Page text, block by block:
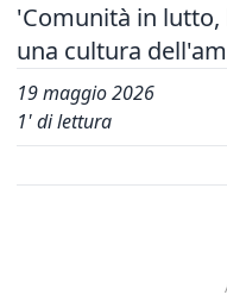
'Comunità in
una cultura
19 maggio 2026
1' di lettura